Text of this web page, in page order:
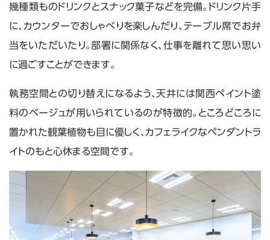
幾種類ものドリンクとスナック菓子などを完備。ドリンク片手
に、カウンターでおしゃべりを楽しんだり、テーブル席でお弁
当をいただいたり。部署に関係なく、仕事を離れて思い思い
に過ごすことができます。
執務空間との切り替えになるよう、天井には関西ペイント塗
料のベージュが用いられているのが特徴的。ところどころに
置かれた観葉植物も目に優しく、カフェライクなペンダントラ
イトのもと心休まる空間です。